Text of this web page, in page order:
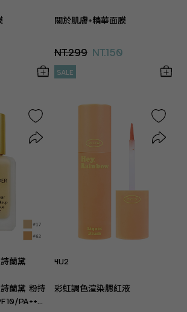
關於肌膚+精華面膜
NT.299 NT.150
SALE
蘭黛
詩蘭黛 粉持
PA++
4U2
彩虹調色渲染腮紅液